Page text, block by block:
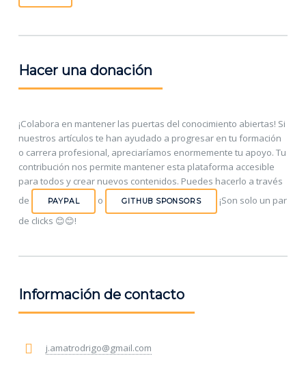
Hacer una donación
¡Colabora en mantener las puertas del conocimiento abiertas! Si
nuestros artículos te han ayudado a progresar en tu formación
o carrera profesional, apreciaríamos enormemente tu apoyo. Tu
contribución nos permite mantener esta plataforma accesible
para todos y crear nuevos contenidos. Puedes hacerlo a través
de
PAYPAL o GITHUB SPONSORS
¡Son solo un par
de clicks 😊😊!
Información de contacto
j.amatrodrigo@gmail.com